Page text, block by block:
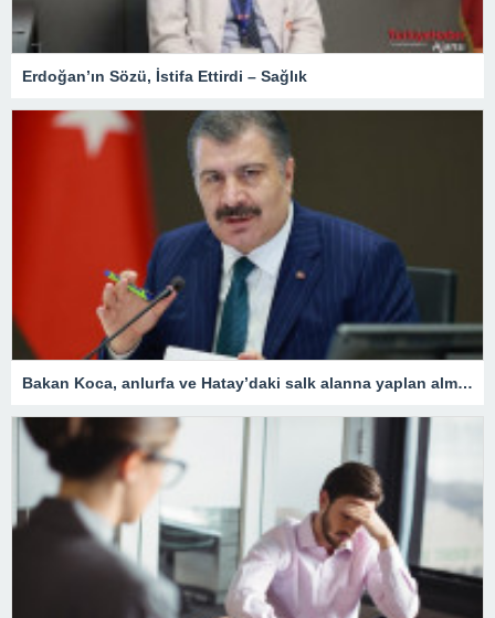
Erdoğan’ın Sözü, İstifa Ettirdi – Sağlık
Bakan Koca, anlurfa ve Hatay’daki salk alanna yaplan almalar aklad